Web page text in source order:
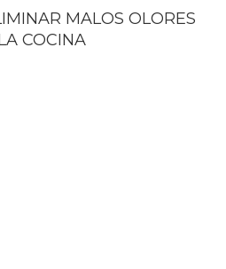
MALOS OLORES
COCINA